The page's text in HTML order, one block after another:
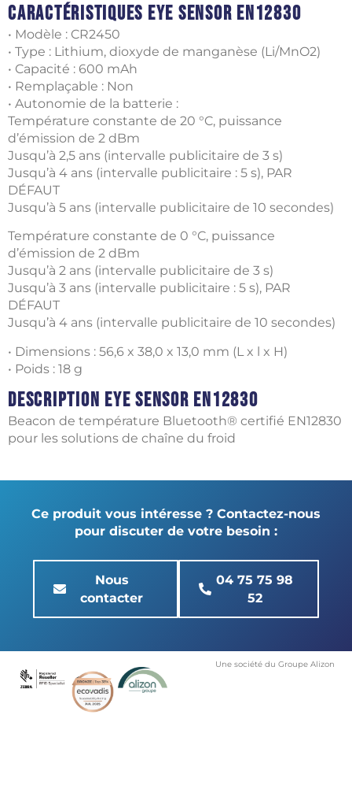
Caractéristiques Eye Sensor EN12830
• Modèle : CR2450
• Type : Lithium, dioxyde de manganèse (Li/MnO2)
• Capacité : 600 mAh
• Remplaçable : Non
• Autonomie de la batterie :
Température constante de 20 °C, puissance
d’émission de 2 dBm
Jusqu’à 2,5 ans (intervalle publicitaire de 3 s)
Jusqu’à 4 ans (intervalle publicitaire : 5 s), PAR
DÉFAUT
Jusqu’à 5 ans (intervalle publicitaire de 10 secondes)
Température constante de 0 °C, puissance
d’émission de 2 dBm
Jusqu’à 2 ans (intervalle publicitaire de 3 s)
Jusqu’à 3 ans (intervalle publicitaire : 5 s), PAR
DÉFAUT
Jusqu’à 4 ans (intervalle publicitaire de 10 secondes)
• Dimensions : 56,6 x 38,0 x 13,0 mm (L x l x H)
• Poids : 18 g
Description Eye Sensor EN12830
Beacon de température Bluetooth® certifié EN12830
pour les solutions de chaîne du froid
Ce produit vous intéresse ? Contactez-nous
pour discuter de votre besoin :
Nous
contacter
04 75 75 98
52
Une société du Groupe Alizon